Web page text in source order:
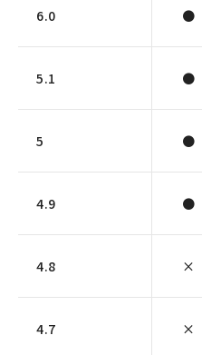
6.0 ●
5.1 ●
5 ●
4.9 ●
4.8 ×
4.7 ×